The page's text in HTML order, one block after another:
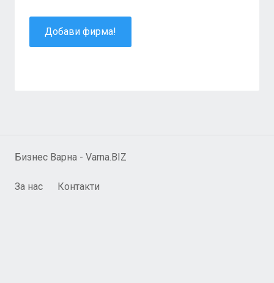
Добави фирма!
Бизнес Варна - Varna.BIZ
За нас Контакти